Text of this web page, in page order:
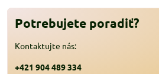
Potrebujete poradiť?
Kontaktujte nás:
+421 904 489 334